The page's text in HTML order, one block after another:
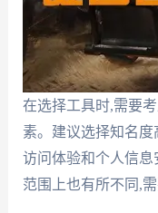
在选择工具时,需要
素。建议选择知名
访问体验和个人信息
范围上也有所不同,